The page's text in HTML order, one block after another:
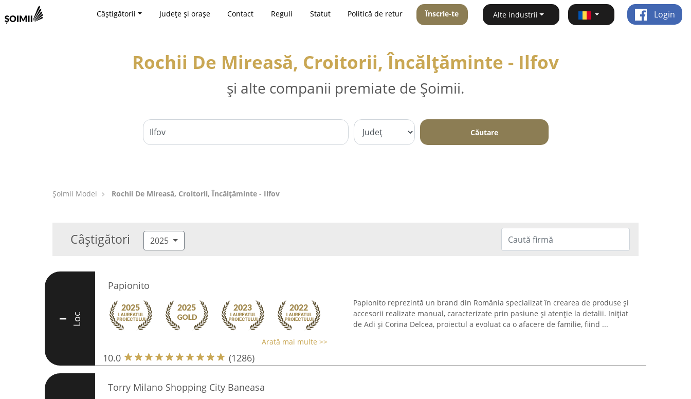
Câștigătorii Județe și orașe Contact Reguli Statut Politică de retur Înscrie-te Alte industrii Login
Rochii De Mireasă, Croitorii, Încălțăminte - Ilfov
și alte companii premiate de Șoimii.
Căutare
Șoimii Modei Rochii De Mireasă, Croitorii, Încălțăminte - Ilfov
Câștigători 2025
I Loc
Papionito
Arată mai multe >>
10.0 (1286)
Papionito reprezintă un brand din România specializat în crearea de produse și
accesorii realizate manual, caracterizate prin pasiune și atenție la detalii. Inițiat
de Adi și Corina Delcea, proiectul a evoluat ca o afacere de familie, fiind ...
Torry Milano Shopping City Baneasa